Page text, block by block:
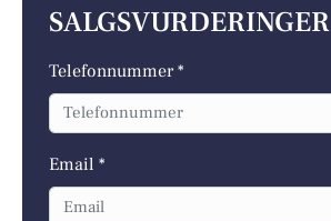
SALGSVURDERINGER
Telefonnummer *
Email *